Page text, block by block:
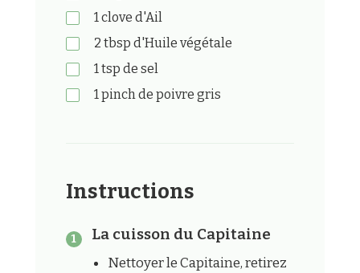
1 clove d'Ail
2 tbsp d'Huile végétale
1 tsp de sel
1 pinch de poivre gris
Instructions
La cuisson du Capitaine
Nettoyer le Capitaine, retirez